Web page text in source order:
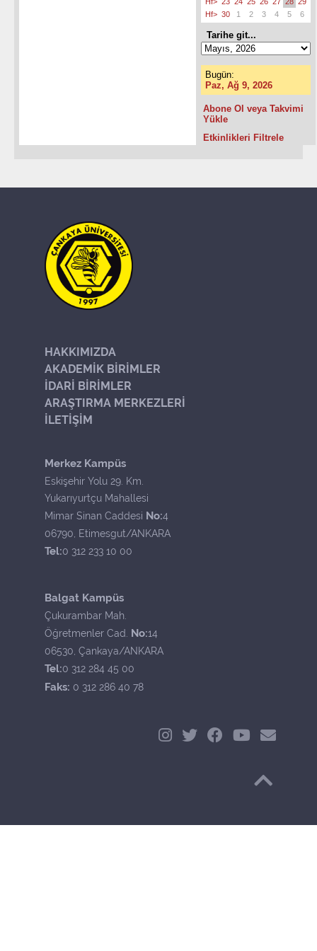
Hf> 30 1 2 3 4 5 6
Tarihe git...
Bugün:
Paz, Ağ 9, 2026
Abone Ol veya Takvimi
Yükle
Etkinlikleri Filtrele
HAKKIMIZDA
AKADEMİK BİRİMLER
İDARİ BİRİMLER
ARAŞTIRMA MERKEZLERİ
İLETİŞİM
Merkez Kampüs
Eskişehir Yolu 29. Km.
Yukarıyurtçu Mahallesi
Mimar Sinan Caddesi No:4
06790, Etimesgut/ANKARA
Tel:0 312 233 10 00
Balgat Kampüs
Çukurambar Mah.
Öğretmenler Cad. No:14
06530, Çankaya/ANKARA
Tel:0 312 284 45 00
Faks: 0 312 286 40 78